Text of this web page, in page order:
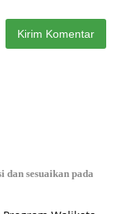
dan sesuaikan pada